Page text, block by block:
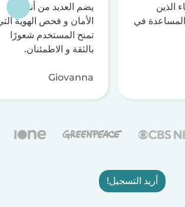
الذين
في
يضم العديد من أنظمة
الأمان و فحص الهوية
تمنح المستخدم شعورًا
بالثقة و الاطمئنان.
Giovanna
أريد التسجيل!